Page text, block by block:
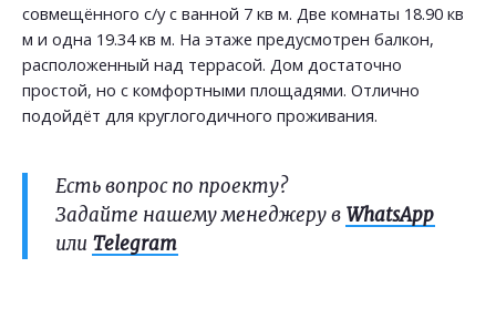
совмещённого с/у с ванной 7 кв м. Две комнаты 18.90 кв
м и одна 19.34 кв м. На этаже предусмотрен балкон,
расположенный над террасой. Дом достаточно
простой, но с комфортными площадями. Отлично
подойдёт для круглогодичного проживания.
Есть вопрос по проекту?
Задайте нашему менеджеру в WhatsApp
или Telegram